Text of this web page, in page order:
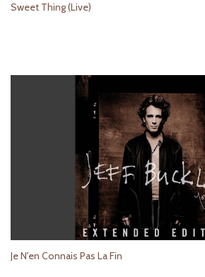
Sweet Thing (Live)
Je N'en Connais Pas La Fin